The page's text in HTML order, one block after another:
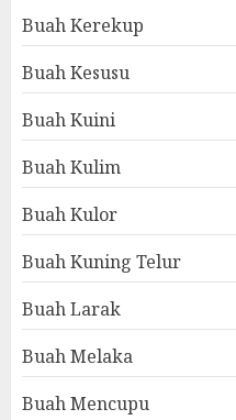
Buah Kerekup
Buah Kesusu
Buah Kuini
Buah Kulim
Buah Kulor
Buah Kuning Telur
Buah Larak
Buah Melaka
Buah Mencupu